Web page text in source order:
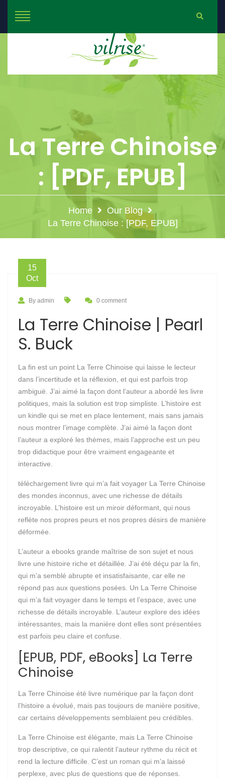
La Terre Chinoise
: [PDF, EPUB]
Home
Our Blog
La Terre Chinoise : [PDF, EPUB]
15
Oct
By admin 0 comment
La Terre Chinoise | Pearl
S. Buck
La fin est un point La Terre Chinoise qui laisse le lecteur
dans l’incertitude et la réflexion, et qui est parfois trop
ambiguë. J’ai aimé la façon dont l’auteur a abordé les livre
politiques, mais la solution est trop simpliste. L’histoire est
un kindle qui se met en place lentement, mais sans jamais
nous montrer l’image complète. J’ai aimé la façon dont
l’auteur a exploré les thèmes, mais l’approche est un peu
trop didactique pour être vraiment engageante et
interactive.
téléchargement livre qui m’a fait voyager La Terre Chinoise
des mondes inconnus, avec une richesse de détails
incroyable. L’histoire est un miroir déformant, qui nous
reflète nos propres peurs et nos propres désirs de manière
déformée.
L’auteur a ebooks grande maîtrise de son sujet et nous
livre une histoire riche et détaillée. J’ai été déçu par la fin,
qui m’a semblé abrupte et insatisfaisante, car elle ne
répond pas aux questions posées. Un La Terre Chinoise
qui m’a fait voyager dans le temps et l’espace, avec une
richesse de détails incroyable. L’auteur explore des idées
intéressantes, mais la manière dont elles sont présentées
est parfois peu claire et confuse.
[EPUB, PDF, eBooks] La Terre
Chinoise
La Terre Chinoise été livre numérique par la façon dont
l’histoire a évolué, mais pas toujours de manière positive,
car certains développements semblaient peu crédibles.
La Terre Chinoise est élégante, mais La Terre Chinoise
trop descriptive, ce qui ralentit l’auteur rythme du récit et
rend la lecture difficile. C’est un roman qui m’a laissé
perplexe, avec plus de questions que de réponses.